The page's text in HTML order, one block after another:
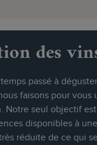
des
passé à
faisons pour vous
Notre seul objectif
disponibles à
réduite de ce qui